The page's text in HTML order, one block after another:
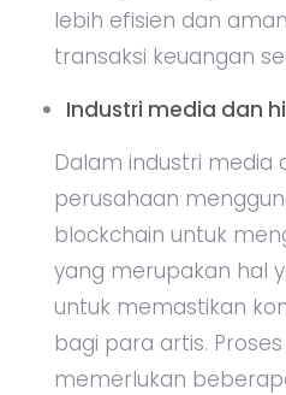
lebih efisien dan
transaksi keuangan
Industri media dan
Dalam industri media
perusahaan
blockchain untuk
yang merupakan hal
untuk memastikan
bagi para artis.
memerlukan